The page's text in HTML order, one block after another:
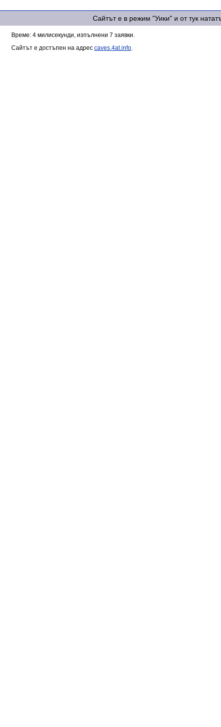
Сайтът е в режим "Уики" и от тук
Време: 4 милисекунди, изпълнени 7 заявки.
Сайтът е достъпен на адрес caves.4at.info.